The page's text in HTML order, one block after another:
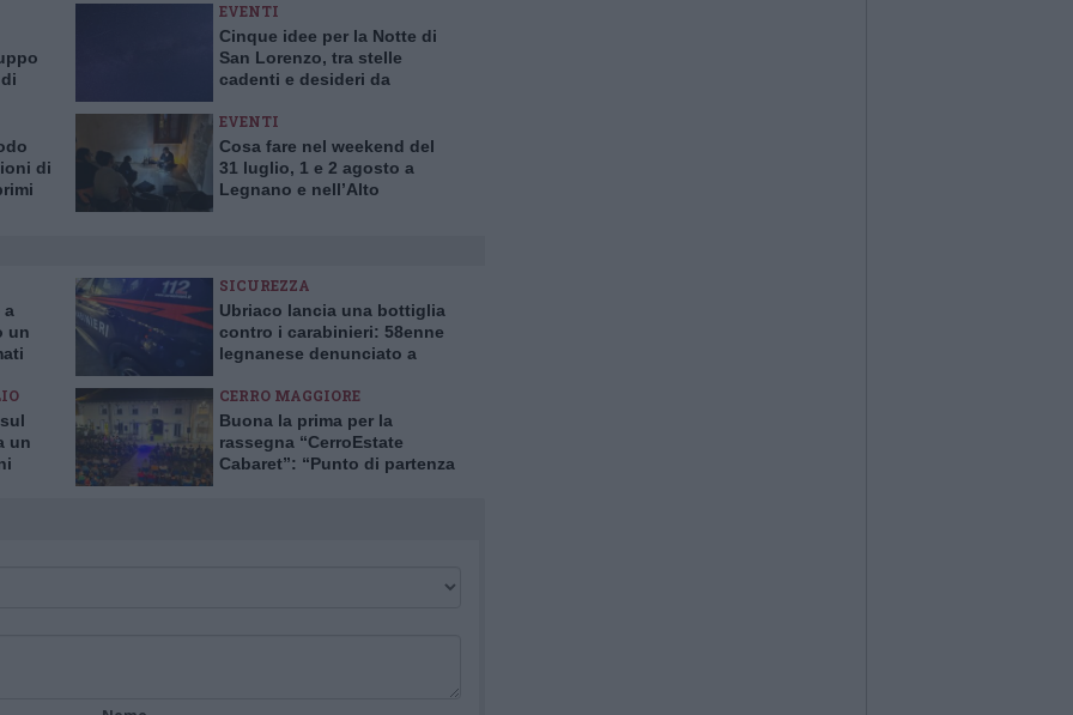
EVENTI
Cinque idee per la Notte di
San Lorenzo, tra stelle
cadenti e desideri da
di
EVENTI
Cosa fare nel weekend del
31 luglio, 1 e 2 agosto a
Legnano e nell’Alto
a
un
SICUREZZA
Ubriaco lancia una bottiglia
contro i carabinieri: 58enne
legnanese denunciato a
un
CERRO MAGGIORE
Buona la prima per la
rassegna “CerroEstate
Cabaret”: “Punto di partenza